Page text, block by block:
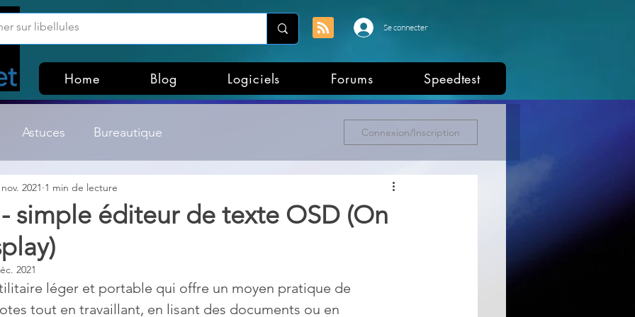
Se connecter
Home Blog Logiciels Forums Speedtest
Astuces Bureautique
Customisation Windows
de fichiers
Lightroom & Photoshop Linux
Connexion/Inscription
simple éditeur de texte OSD (On
2021 1 min de lecture
2021
léger et portable qui offre un moyen pratique de
tout en travaillant, en lisant des documents ou en